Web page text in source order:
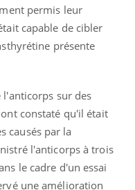
permis leur
capable de cibler
présente
l'anticorps sur des
constaté qu'il était
causés par la
l'anticorps à trois
le cadre d'un essai
une amélioration